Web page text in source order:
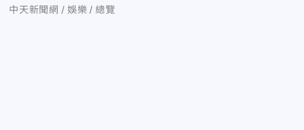
中天新聞網 娛樂 總覽